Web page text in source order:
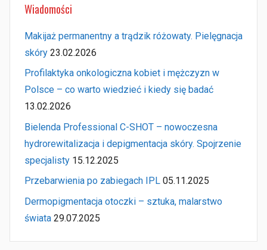
Wiadomości
Makijaż permanentny a trądzik różowaty. Pielęgnacja
skóry 23.02.2026
Profilaktyka onkologiczna kobiet i mężczyzn w
Polsce – co warto wiedzieć i kiedy się badać
13.02.2026
Bielenda Professional C-SHOT – nowoczesna
hydrorewitalizacja i depigmentacja skóry. Spojrzenie
specjalisty 15.12.2025
Przebarwienia po zabiegach IPL 05.11.2025
Dermopigmentacja otoczki – sztuka, malarstwo
świata 29.07.2025